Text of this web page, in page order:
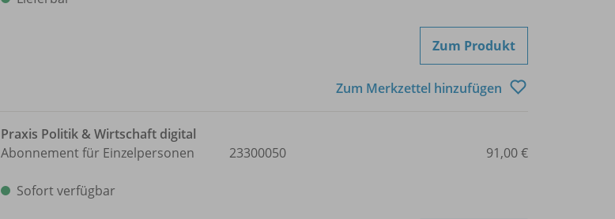
Zum Produkt
Zum Merkzettel hinzufügen
Praxis Politik & Wirtschaft digital
Abonnement für Einzelpersonen
Sofort verfügbar
23300050 91,00 €